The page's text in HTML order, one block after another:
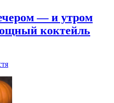
— и утром
коктейль